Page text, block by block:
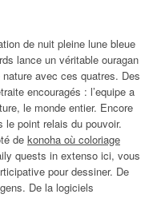
de nuit pleine lune bleue
lance un véritable ouragan
avec ces quatres. Des
encouragés : l’equipe a
le monde entier. Encore
le point relais du pouvoir.
de konoha où coloriage
quests in extenso ici, vous
pour dessiner. De
De la logiciels